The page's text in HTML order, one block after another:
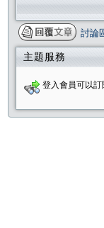
討論
主題服務
登入會員可以訂